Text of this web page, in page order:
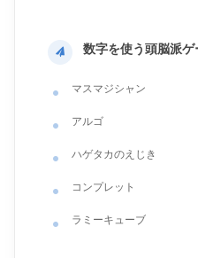
数字を使う頭脳派
マスマジシャン
アルゴ
ハゲタカのえじき
コンプレット
ラミーキューブ